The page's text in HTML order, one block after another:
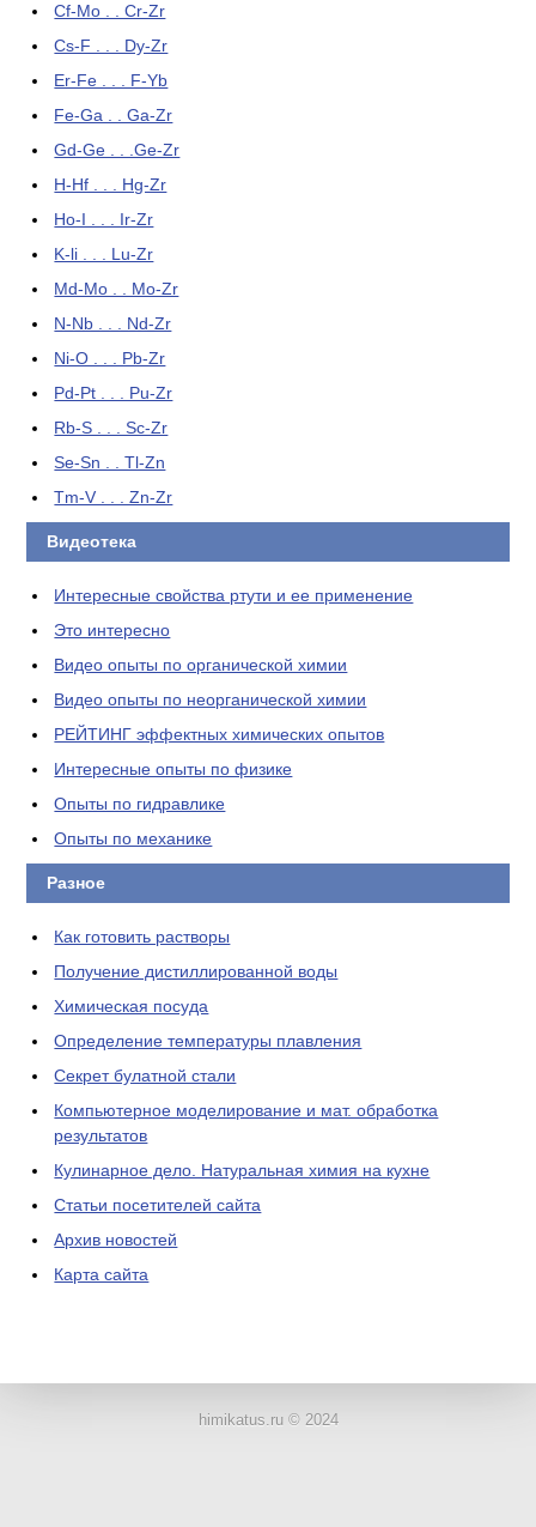
Cf-Mo . . Cr-Zr
Cs-F . . . Dy-Zr
Er-Fe . . . F-Yb
Fe-Ga . . Ga-Zr
Gd-Ge . . .Ge-Zr
H-Hf . . . Hg-Zr
Ho-I . . . Ir-Zr
K-li . . . Lu-Zr
Md-Mo . . Mo-Zr
N-Nb . . . Nd-Zr
Ni-O . . . Pb-Zr
Pd-Pt . . . Pu-Zr
Rb-S . . . Sc-Zr
Se-Sn . . Tl-Zn
Tm-V . . . Zn-Zr
Видеотека
Интересные свойства ртути и ее применение
Это интересно
Видео опыты по органической химии
Видео опыты по неорганической химии
РЕЙТИНГ эффектных химических опытов
Интересные опыты по физике
Опыты по гидравлике
Опыты по механике
Разное
Как готовить растворы
Получение дистиллированной воды
Химическая посуда
Определение температуры плавления
Секрет булатной стали
Компьютерное моделирование и мат. обработка
результатов
Кулинарное дело. Натуральная химия на кухне
Статьи посетителей сайта
Архив новостей
Карта сайта
himikatus.ru © 2024